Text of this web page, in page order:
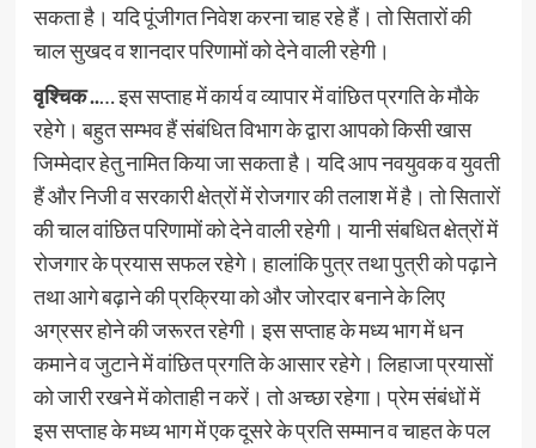
सकता है। यदि पूंजीगत निवेश करना चाह रहे हैं। तो सितारों की
चाल सुखद व शानदार परिणामों को देने वाली रहेगी।
वृश्चिक ..… इस सप्ताह में कार्य व व्यापार में वांछित प्रगति के मौके
रहेगे। बहुत सम्भव हैं संबंधित विभाग के द्वारा आपको किसी खास
जिम्मेदार हेतु नामित किया जा सकता है। यदि आप नवयुवक व युवती
हैं और निजी व सरकारी क्षेत्रों में रोजगार की तलाश में है। तो सितारों
की चाल वांछित परिणामों को देने वाली रहेगी। यानी संबधित क्षेत्रों में
रोजगार के प्रयास सफल रहेगे। हालांकि पुत्र तथा पुत्री को पढ़ाने
तथा आगे बढ़ाने की प्रक्रिया को और जोरदार बनाने के लिए
अग्रसर होने की जरूरत रहेगी। इस सप्ताह के मध्य भाग में धन
कमाने व जुटाने में वांछित प्रगति के आसार रहेगे। लिहाजा प्रयासों
को जारी रखने में कोताही न करें। तो अच्छा रहेगा। प्रेम संबंधों में
इस सप्ताह के मध्य भाग में एक दूसरे के प्रति सम्मान व चाहत के पल